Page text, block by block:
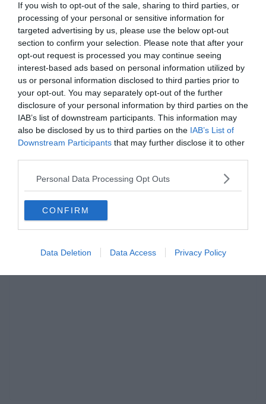
If you wish to opt-out of the sale, sharing to third parties, or
processing of your personal or sensitive information for
targeted advertising by us, please use the below opt-out
section to confirm your selection. Please note that after your
opt-out request is processed you may continue seeing
interest-based ads based on personal information utilized by
us or personal information disclosed to third parties prior to
your opt-out. You may separately opt-out of the further
disclosure of your personal information by third parties on the
IAB’s list of downstream participants. This information may
also be disclosed by us to third parties on the IAB’s List of
Downstream Participants that may further disclose it to other
Personal Data Processing Opt Outs
CONFIRM
Data Deletion Data Access Privacy Policy
azok kórházként legyenek most használva. A Juventus labdarúgója
fogja fizetni az orvosokat és az ápolókat is. Noha megjelentek olyan
álhírek, amik rendszeresen felbukkannak katasztrófa idején,
miszerint több millió dollárt/eurót adományozott, az, amit a sztár
most tett, ennél sokkal jelentősebb.
Minden elismerést kiérdemel ezzel a tettével, hiszen a járvány
tetőzésekor a legnagyobb gond sok országban a kórházi ágyak
hiánya. Olaszországban például műtőket is kórteremmé kellett
alakítani, olyan sok a beteg. Sajnos nálunk nem él egy CR, hogy
hasonló felajánlást tegyen. Vagy ha igen, se bízzunk benne, hogy
megteszi.
Respect Cristiano!
Forrás: Marca, kiemelt kép: Tuttosport